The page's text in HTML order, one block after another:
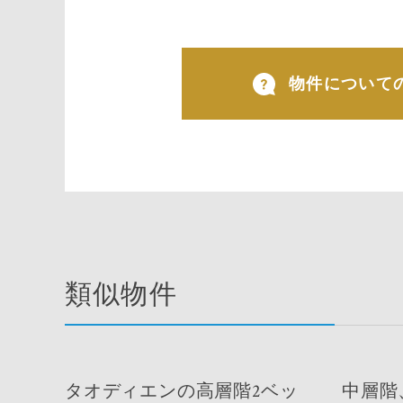
物件について
類似物件
タオディエンの高層階2ベッ 中層